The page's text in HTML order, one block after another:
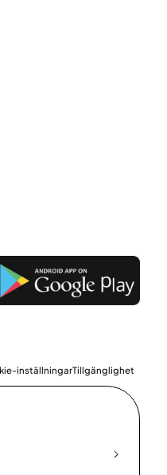
inställningarTillgänglighet